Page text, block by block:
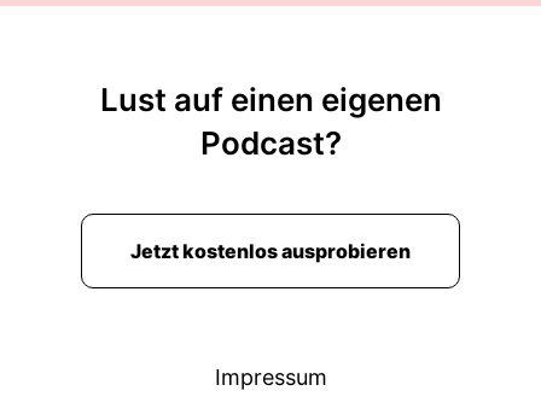
Lust auf einen eigenen
Podcast?
Jetzt kostenlos ausprobieren
Impressum